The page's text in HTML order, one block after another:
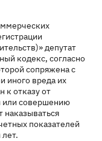
депутат
кодекс, согласно
сопряжена с
иного вреда их
к отказу от
или совершению
наказываться
показателей